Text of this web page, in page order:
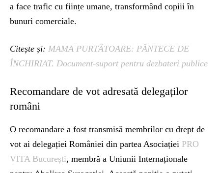
a face trafic cu ființe umane, transformând copiii în
bunuri comerciale.
Citește și: MAMA PURTĂTOARE: PÂNTECE DE
ÎNCHIRIAT. Document-suport pentru dezbateri publice
Recomandare de vot adresată delegaților
români
O recomandare a fost transmisă membrilor cu drept de
vot ai delegației României din partea Asociației PRO
VITA București, membră a Uniunii Internaționale